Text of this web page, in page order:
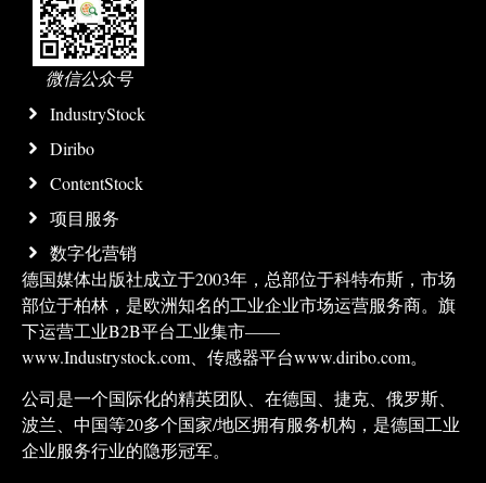
微信公众号
IndustryStock
Diribo
ContentStock
项目服务
数字化营销
德国媒体出版社成立于2003年，总部位于科特布斯，市场
部位于柏林，是欧洲知名的工业企业市场运营服务商。旗
下运营工业B2B平台工业集市——
www.Industrystock.com、传感器平台www.diribo.com。
公司是一个国际化的精英团队、在德国、捷克、俄罗斯、
波兰、中国等20多个国家/地区拥有服务机构，是德国工业
企业服务行业的隐形冠军。